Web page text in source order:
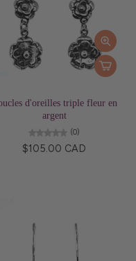
d'oreilles triple fleur en
argent
(0)
$105.00 CAD